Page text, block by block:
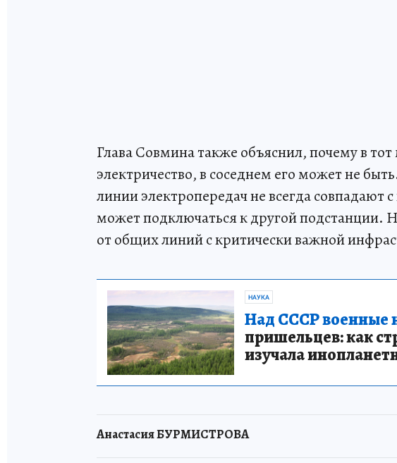
Глава Совмина также объяснил, почему в
электричество, в соседнем его может не
линии электропередач не всегда совпадают
может подключаться к другой
от общих линий с критически важной
НАУКА
Над СССР военные
пришельцев: как
изучала
Анастасия БУРМИСТРОВА